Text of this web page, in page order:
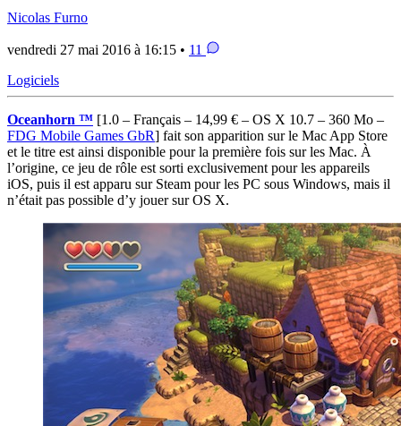
Nicolas Furno
vendredi 27 mai 2016 à 16:15 • 11
Logiciels
Oceanhorn ™ [1.0 – Français – 14,99 € – OS X 10.7 – 360 Mo –
FDG Mobile Games GbR] fait son apparition sur le Mac App Store
et le titre est ainsi disponible pour la première fois sur les Mac. À
l’origine, ce jeu de rôle est sorti exclusivement pour les appareils
iOS, puis il est apparu sur Steam pour les PC sous Windows, mais il
n’était pas possible d’y jouer sur OS X.